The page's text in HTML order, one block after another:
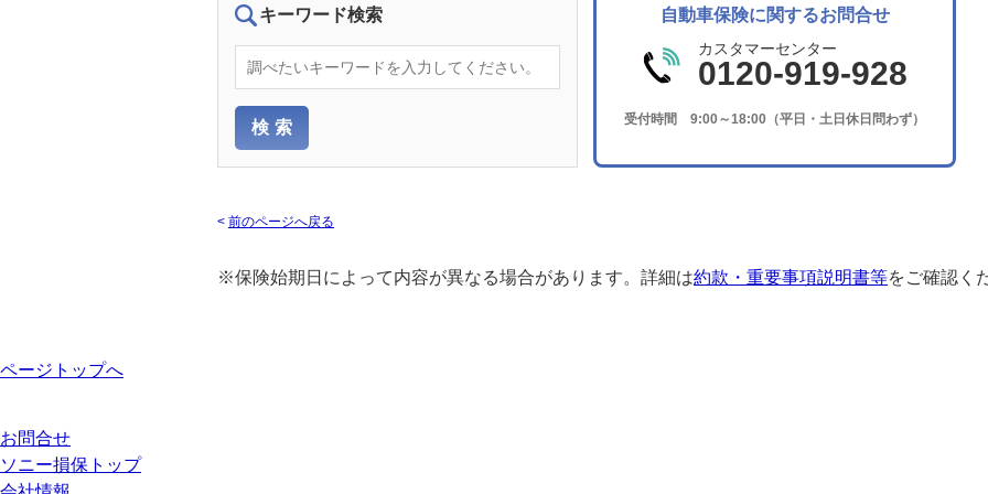
キーワード検索 自動車保険に関するお問合せ
カスタマーセンター
0120-919-928
受付時間 9:00～18:00（平日・土日休日問わず）
< 前のページへ戻る
※保険始期日によって内容が異なる場合があります。詳細は約款・重要事項説明書等をご確認く
ページトップへ
お問合せ
ソニー損保トップ